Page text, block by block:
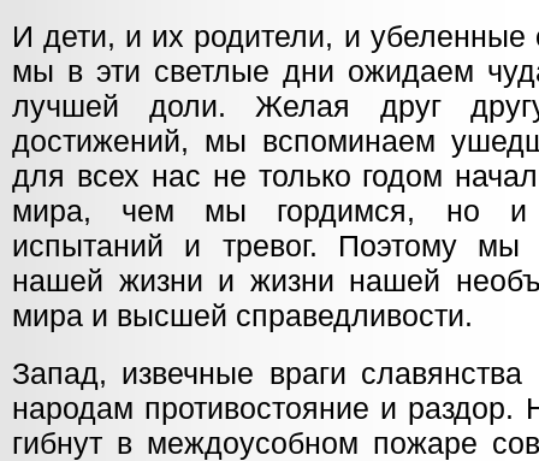
И дети, и их родители, и
мы в эти светлые дни ожидаем
лучшей доли. Желая друг
достижений, мы вспоминаем
для всех нас не только годом
мира, чем мы гордимся, но и
испытаний и тревог. Поэтому мы
нашей жизни и жизни нашей
мира и высшей справедливости.
Запад, извечные враги славянства
народам противостояние и раздор.
гибнут в междоусобном пожаре